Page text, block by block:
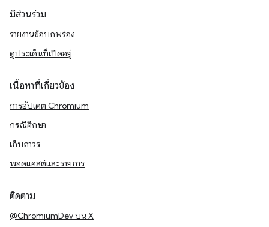
มีส่วนร่วม
รายงานข้อบกพร่อง
ดูประเด็นที่เปิดอยู่
เนื้อหาที่เกี่ยวข้อง
การอัปเดต Chromium
กรณีศึกษา
เก็บถาวร
พอดแคสต์และรายการ
ติดตาม
@ChromiumDev บน X